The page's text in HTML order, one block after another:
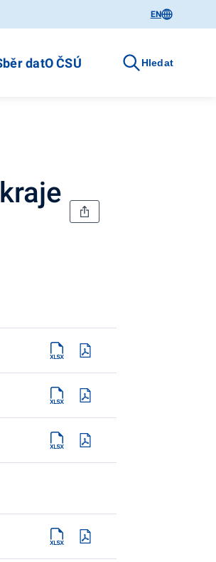
EN
datO ČSÚ Hledat